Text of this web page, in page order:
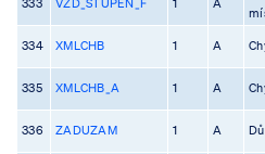
334 XMLCHB 1 A
335 XMLCHB_A 1 A
336 ZADUZAM 1 A